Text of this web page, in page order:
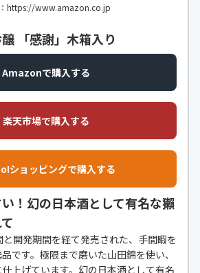
https://www.amazon.co.jp
「感謝」木箱入り
Amazonで購入する
楽天市場で購入する
ショッピングで購入する
！幻の日本酒として有名な獺
開発期間を経て発売された、手間暇を
です。極限まで磨いた山田錦を使い、
上げています。幻の日本酒として有名